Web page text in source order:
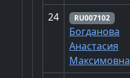
24 RU007102
Богданова
Анастасия
Максимовна